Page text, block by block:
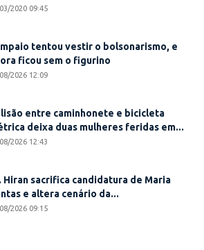
2020 09:45
tentou vestir o bolsonarismo, e
ficou sem o figurino
2026 12:09
entre caminhonete e bicicleta
deixa duas mulheres feridas em...
2026 12:43
Hiran sacrifica candidatura de Maria
e altera cenário da...
2026 09:15